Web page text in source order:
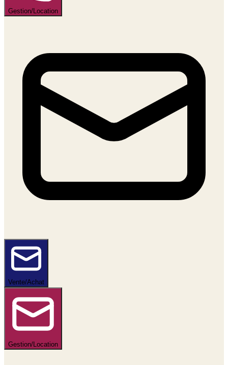
Gestion/Location
Vente/Achat
Gestion/Location